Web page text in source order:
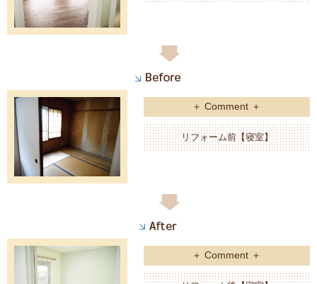
＋ Comment ＋
リフォーム前【寝室】
＋ Comment ＋